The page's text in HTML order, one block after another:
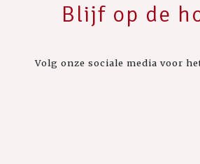
Blijf op de
Volg onze sociale media voor